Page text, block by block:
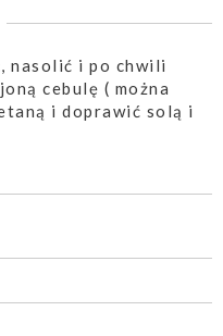
nasolić i po chwili
cebulę ( można
i doprawić solą i